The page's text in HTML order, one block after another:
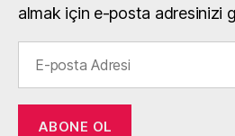
almak için e-posta adresinizi
posta
Adresi
ABONE OL